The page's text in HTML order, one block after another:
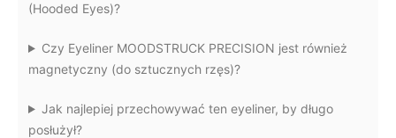
(Hooded Eyes)?
Czy Eyeliner MOODSTRUCK PRECISION jest również
magnetyczny (do sztucznych rzęs)?
Jak najlepiej przechowywać ten eyeliner, by długo
posłużył?